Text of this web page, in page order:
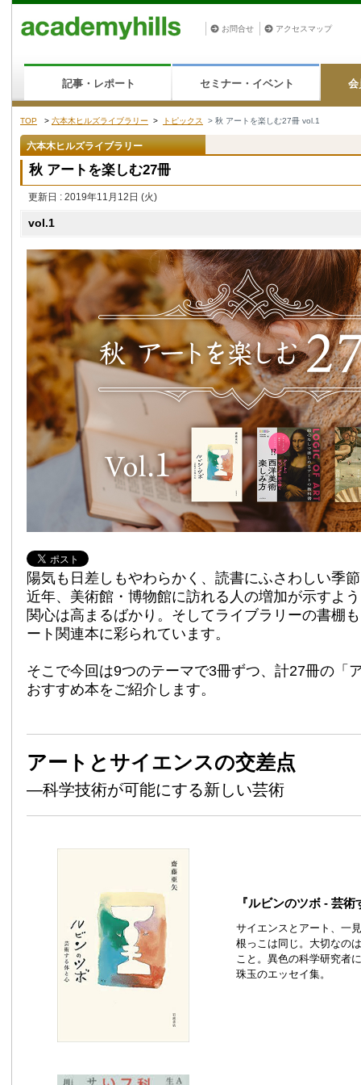
お問合せ アクセスマップ
記事・レポート セミナー・イベント 会
TOP > 六本木ヒルズライブラリー > トピックス > 秋 アートを楽しむ27冊 vol.1
六本木ヒルズライブラリー
秋 アートを楽しむ27冊
更新日 : 2019年11月12日 (火)
vol.1
陽気も日差しもやわらかく、読書にふさわしい季
近年、美術館・博物館に訪れる人の増加が示すよ
関心は高まるばかり。そしてライブラリーの書棚
ート関連本に彩られています。
そこで今回は9つのテーマで3冊ずつ、計27冊の「
おすすめ本をご紹介します。
アートとサイエンスの交差点
—科学技術が可能にする新しい芸術
『ルビンのツボ - 芸
サイエンスとアート、一
根っこは同じ。大切なの
こと。異色の科学研究者
珠玉のエッセイ集。